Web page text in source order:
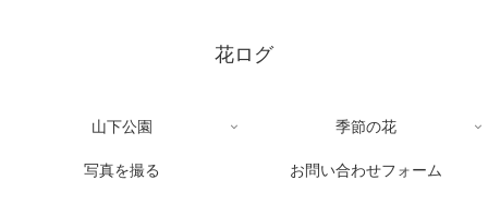
花ログ
山下公園 季節の花
写真を撮る お問い合わせフォーム